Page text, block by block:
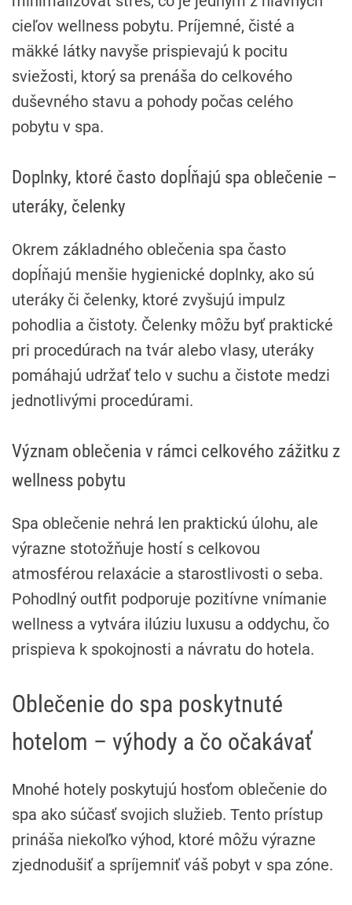
cieľov wellness pobytu. Príjemné, čisté a
mäkké látky navyše prispievajú k pocitu
sviežosti, ktorý sa prenáša do celkového
duševného stavu a pohody počas celého
pobytu v spa.
Doplnky, ktoré často dopĺňajú spa oblečenie –
uteráky, čelenky
Okrem základného oblečenia spa často
dopĺňajú menšie hygienické doplnky, ako sú
uteráky či čelenky, ktoré zvyšujú impulz
pohodlia a čistoty. Čelenky môžu byť praktické
pri procedúrach na tvár alebo vlasy, uteráky
pomáhajú udržať telo v suchu a čistote medzi
jednotlivými procedúrami.
Význam oblečenia v rámci celkového zážitku z
wellness pobytu
Spa oblečenie nehrá len praktickú úlohu, ale
výrazne stotožňuje hostí s celkovou
atmosférou relaxácie a starostlivosti o seba.
Pohodlný outfit podporuje pozitívne vnímanie
wellness a vytvára ilúziu luxusu a oddychu, čo
prispieva k spokojnosti a návratu do hotela.
Oblečenie do spa poskytnuté
hotelom – výhody a čo očakávať
Mnohé hotely poskytujú hosťom oblečenie do
spa ako súčasť svojich služieb. Tento prístup
prináša niekoľko výhod, ktoré môžu výrazne
zjednodušiť a spríjemniť váš pobyt v spa zóne.